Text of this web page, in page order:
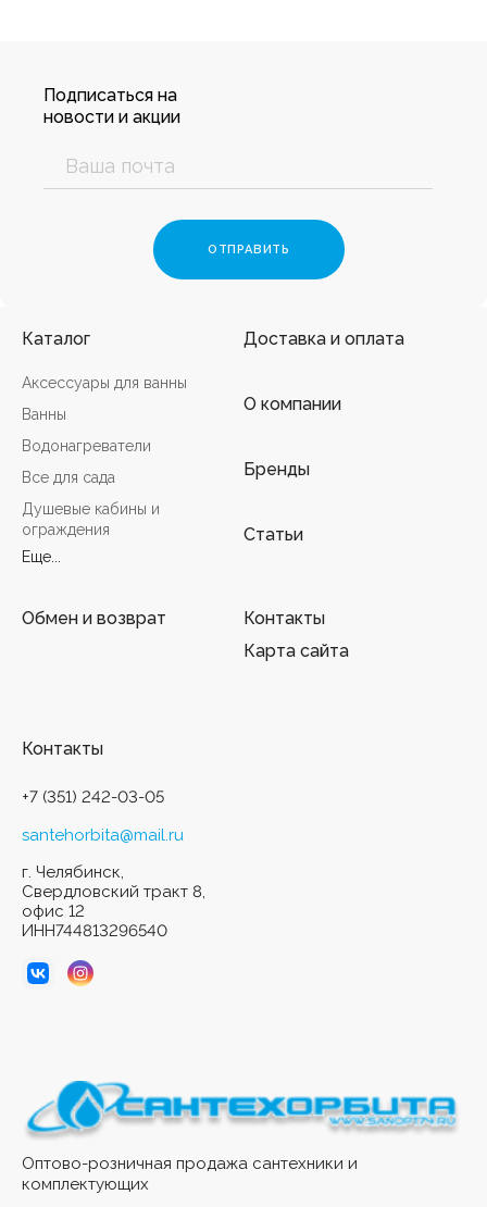
Подписаться на
новости и акции
Оптово-розничная продажа сантехники и
комплектующих
Каталог
Аксессуары для ванны
Ванны
Водонагреватели
Все для сада
Душевые кабины и
ограждения
Еще...
Доставка и оплата
О компании
Бренды
Статьи
Обмен и возврат
Контакты
Карта сайта
Контакты
+7 (351) 242-03-05
santehorbita@mail.ru
г. Челябинск,
Свердловский тракт 8,
офис 12
ИНН744813296540